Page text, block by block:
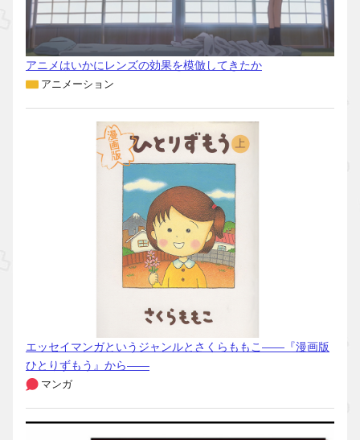
アニメはいかにレンズの効果を模倣してきたか
アニメーション
エッセイマンガというジャンルとさくらももこ――『漫画版
ひとりずもう』から――
マンガ